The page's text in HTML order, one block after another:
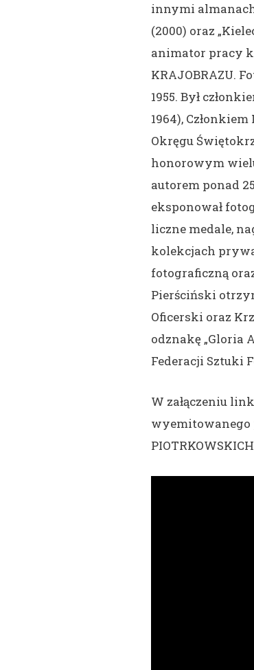
innymi
(2000) oraz
animator pracy
KRAJOBRAZU.
1955. Był
1964),
Okręgu
honorowym
autorem ponad
eksponował
liczne medale,
kolekcjach
fotograficzną
Pierściński
Oficerski oraz
odznakę „Gloria
Federacji Sztuki
W załączeniu
wyemitowanego